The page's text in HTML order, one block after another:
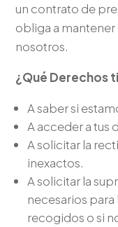
un contrato de
obliga a
nosotros.
¿Qué Derechos
A saber si
A acceder a tus
A solicitar la
inexactos.
A solicitar la
necesarios
recogidos o si